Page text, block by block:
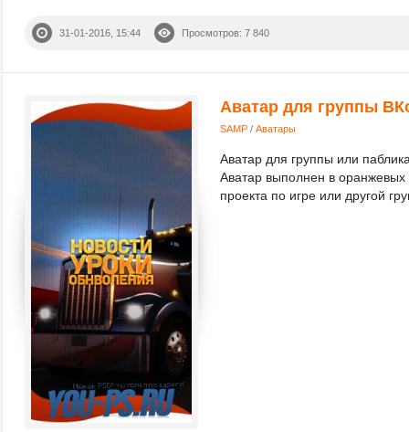
31-01-2016, 15:44 Просмотров: 7 840
Аватар для группы
SAMP / Аватары
Аватар для группы или
Аватар выполнен в
проекта по игре или другой